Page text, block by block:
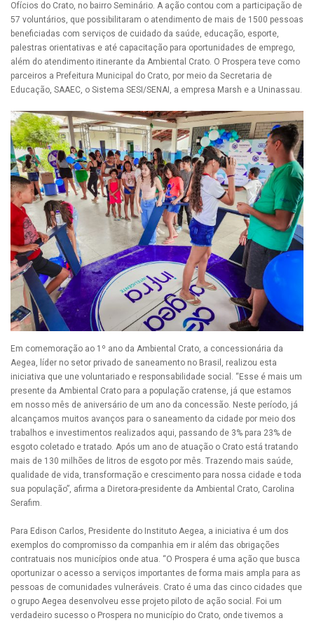
Ofícios do Crato, no bairro Seminário. A ação contou com a participação de
57 voluntários, que possibilitaram o atendimento de mais de 1500 pessoas
beneficiadas com serviços de cuidado da saúde, educação, esporte,
palestras orientativas e até capacitação para oportunidades de emprego,
além do atendimento itinerante da Ambiental Crato. O Prospera teve como
parceiros a Prefeitura Municipal do Crato, por meio da Secretaria de
Educação, SAAEC, o Sistema SESI/SENAI, a empresa Marsh e a Uninassau.
Em comemoração ao 1º ano da Ambiental Crato, a concessionária da
Aegea, líder no setor privado de saneamento no Brasil, realizou esta
iniciativa que une voluntariado e responsabilidade social. “Esse é mais um
presente da Ambiental Crato para a população cratense, já que estamos
em nosso mês de aniversário de um ano da concessão. Neste período, já
alcançamos muitos avanços para o saneamento da cidade por meio dos
trabalhos e investimentos realizados aqui, passando de 3% para 23% de
esgoto coletado e tratado. Após um ano de atuação o Crato está tratando
mais de 130 milhões de litros de esgoto por mês. Trazendo mais saúde,
qualidade de vida, transformação e crescimento para nossa cidade e toda
sua população”, afirma a Diretora-presidente da Ambiental Crato, Carolina
Serafim.
Para Edison Carlos, Presidente do Instituto Aegea, a iniciativa é um dos
exemplos do compromisso da companhia em ir além das obrigações
contratuais nos municípios onde atua. “O Prospera é uma ação que busca
oportunizar o acesso a serviços importantes de forma mais ampla para as
pessoas de comunidades vulneráveis. Crato é uma das cinco cidades que
o grupo Aegea desenvolveu esse projeto piloto de ação social. Foi um
verdadeiro sucesso o Prospera no município do Crato, onde tivemos a